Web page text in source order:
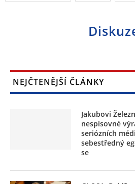
NEJČTENĚJŠÍ ČLÁNKY
Jakubovi
nespisovné
seriózních
sebestředný
se